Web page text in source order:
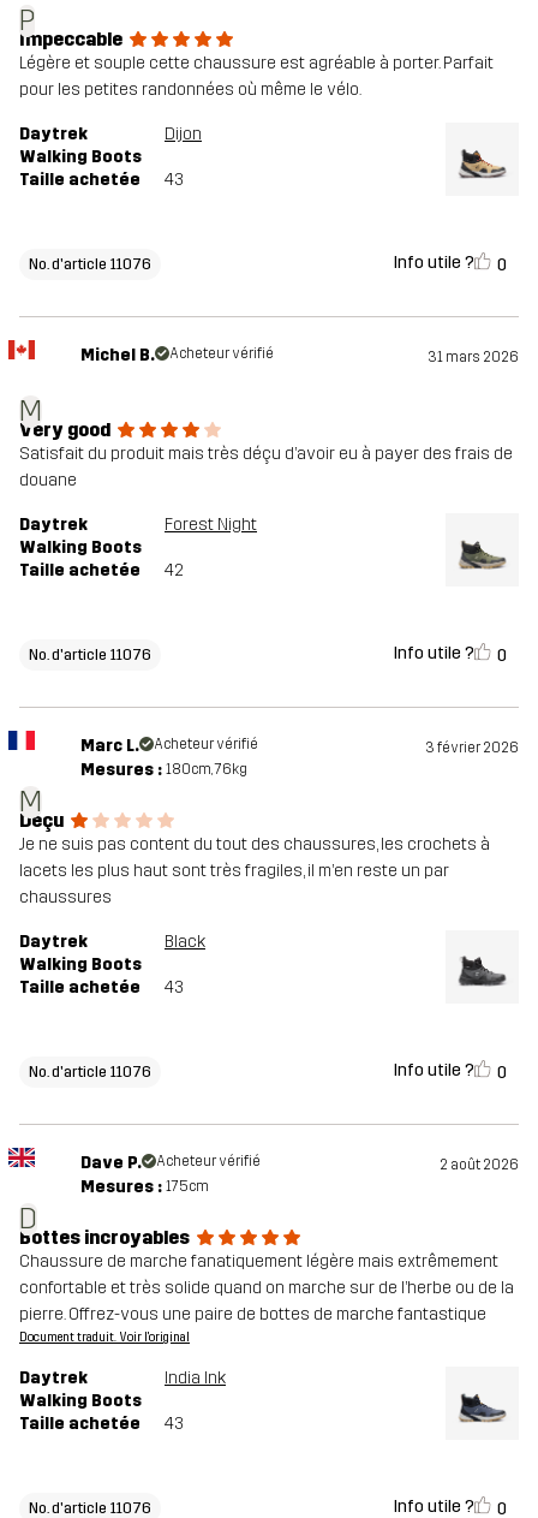
P
Impeccable
Légère et souple cette chaussure est agréable à porter. Parfait
pour les petites randonnées où même le vélo.
Daytrek
Walking Boots
Dijon
Taille achetée 43
No. d'article 11076 Info utile ? 0
M
Michel B. Acheteur vérifié 31 mars 2026
Very good
Satisfait du produit mais très déçu d’avoir eu à payer des frais de
douane
Daytrek
Walking Boots
Forest Night
Taille achetée 42
No. d'article 11076 Info utile ? 0
M
Marc L. Acheteur vérifié 3 février 2026
Mesures : 180cm, 76kg
Déçu
Je ne suis pas content du tout des chaussures, les crochets à
lacets les plus haut sont très fragiles, il m’en reste un par
chaussures
Daytrek
Walking Boots
Black
Taille achetée 43
No. d'article 11076 Info utile ? 0
D
Dave P. Acheteur vérifié 2 août 2026
Mesures : 175cm
Bottes incroyables
Chaussure de marche fanatiquement légère mais extrêmement
confortable et très solide quand on marche sur de l’herbe ou de la
pierre. Offrez-vous une paire de bottes de marche fantastique
Document traduit. Voir l'original
Daytrek
Walking Boots
India Ink
Taille achetée 43
No. d'article 11076 Info utile ? 0